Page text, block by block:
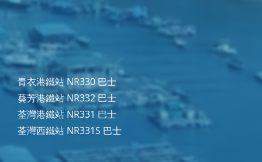
青衣港鐵站 NR330 巴士
葵芳港鐵站 NR332 巴士
荃灣港鐵站 NR331 巴士
荃灣西鐵站 NR331S 巴士